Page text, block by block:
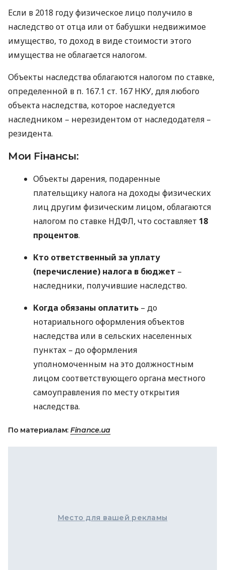
Если в 2018 году физическое лицо получило в
наследство от отца или от бабушки недвижимое
имущество, то доход в виде стоимости этого
имущества не облагается налогом.
Объекты наследства облагаются налогом по ставке,
определенной в п. 167.1 ст. 167 НКУ, для любого
объекта наследства, которое наследуется
наследником – нерезидентом от наследодателя –
резидента.
Мои Fiнансы:
Объекты дарения, подаренные
плательщику налога на доходы физических
лиц другим физическим лицом, облагаются
налогом по ставке НДФЛ, что составляет 18
процентов.
Кто ответственный за уплату
(перечисление) налога в бюджет –
наследники, получившие наследство.
Когда обязаны оплатить – до
нотариального оформления объектов
наследства или в сельских населенных
пунктах – до оформления
уполномоченным на это должностным
лицом соответствующего органа местного
самоуправления по месту открытия
наследства.
По материалам: Finance.ua
Место для вашей рекламы